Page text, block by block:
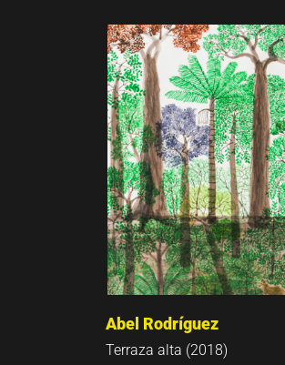
Abel Rodríguez
Terraza alta (2018)